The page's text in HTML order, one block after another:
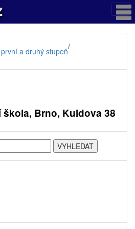
a druhý stupeň/
Brno, Kuldova 38